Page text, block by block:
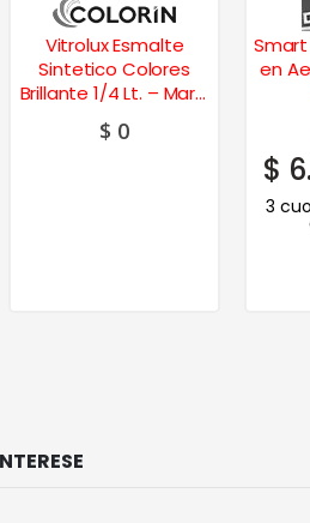
Vitrolux Esmalte
Sintetico Colores
Brillante 1/4 Lt. – Marfil
Champagne
$ 0
en
$
3